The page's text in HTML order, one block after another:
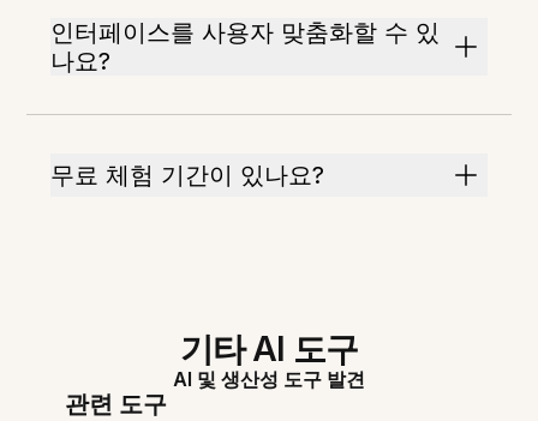
인터페이스를 사용자 맞춤화할 수 있
나요?
무료 체험 기간이 있나요?
기타 AI 도구
AI 및 생산성 도구 발견
관련 도구